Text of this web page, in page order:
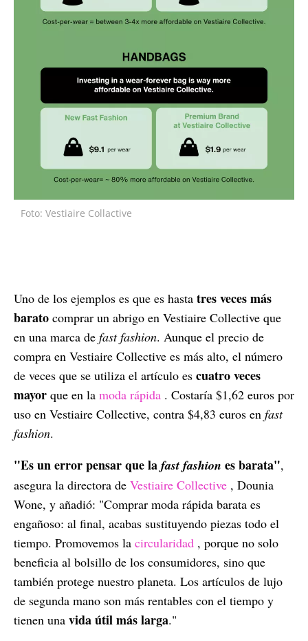
Foto: Vestiaire Collactive
Uno de los ejemplos es que es hasta tres veces más
barato comprar un abrigo en Vestiaire Collective que
en una marca de fast fashion. Aunque el precio de
compra en Vestiaire Collective es más alto, el número
de veces que se utiliza el artículo es cuatro veces
mayor que en la moda rápida . Costaría $1,62 euros por
uso en Vestiaire Collective, contra $4,83 euros en fast
fashion.
"Es un error pensar que la fast fashion es barata",
asegura la directora de Vestiaire Collective , Dounia
Wone, y añadió: "Comprar moda rápida barata es
engañoso: al final, acabas sustituyendo piezas todo el
tiempo. Promovemos la circularidad , porque no solo
beneficia al bolsillo de los consumidores, sino que
también protege nuestro planeta. Los artículos de lujo
de segunda mano son más rentables con el tiempo y
tienen una vida útil más larga."